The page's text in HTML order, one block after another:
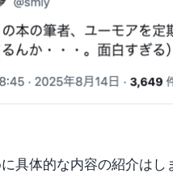
具体的な内容の紹介はし